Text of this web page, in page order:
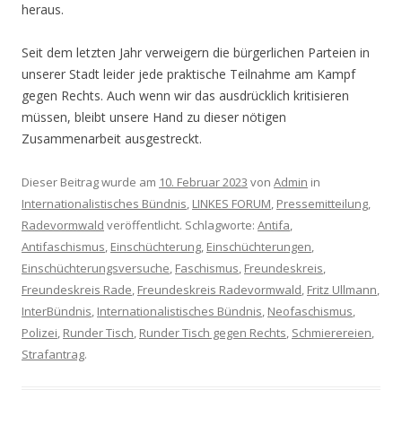
heraus.
Seit dem letzten Jahr verweigern die bürgerlichen Parteien in
unserer Stadt leider jede praktische Teilnahme am Kampf
gegen Rechts. Auch wenn wir das ausdrücklich kritisieren
müssen, bleibt unsere Hand zu dieser nötigen
Zusammenarbeit ausgestreckt.
Dieser Beitrag wurde am 10. Februar 2023 von Admin in
Internationalistisches Bündnis, LINKES FORUM, Pressemitteilung,
Radevormwald veröffentlicht. Schlagworte: Antifa,
Antifaschismus, Einschüchterung, Einschüchterungen,
Einschüchterungsversuche, Faschismus, Freundeskreis,
Freundeskreis Rade, Freundeskreis Radevormwald, Fritz Ullmann,
InterBündnis, Internationalistisches Bündnis, Neofaschismus,
Polizei, Runder Tisch, Runder Tisch gegen Rechts, Schmierereien,
Strafantrag.